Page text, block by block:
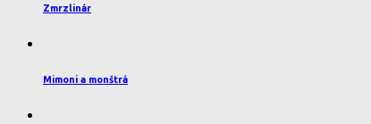
Zmrzlinár
Mimoni a monštrá